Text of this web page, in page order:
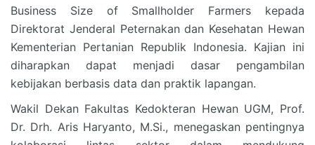
Business Size of Smallholder Farmers kepada
Direktorat Jenderal Peternakan dan Kesehatan Hewan
Kementerian Pertanian Republik Indonesia. Kajian ini
diharapkan dapat menjadi dasar pengambilan
kebijakan berbasis data dan praktik lapangan.
Wakil Dekan Fakultas Kedokteran Hewan UGM, Prof.
Dr. Drh. Aris Haryanto, M.Si., menegaskan pentingnya